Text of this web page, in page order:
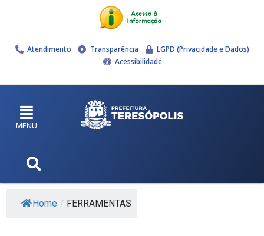
Atendimento Transparência
LGPD (Privacidade e Dados)
Acessibilidade
MENU
Home / FERRAMENTAS